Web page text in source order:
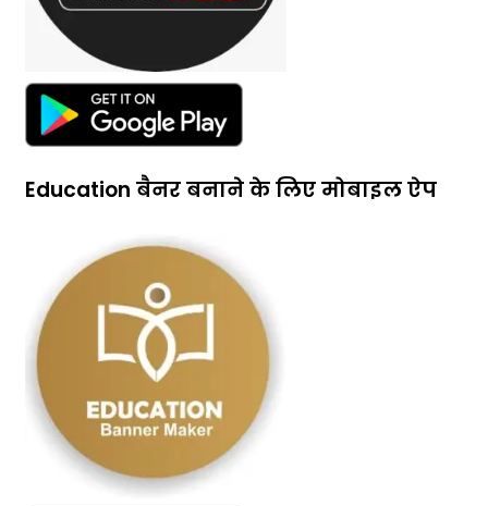
Education बैनर बनाने के लिए मोबाइल ऐप